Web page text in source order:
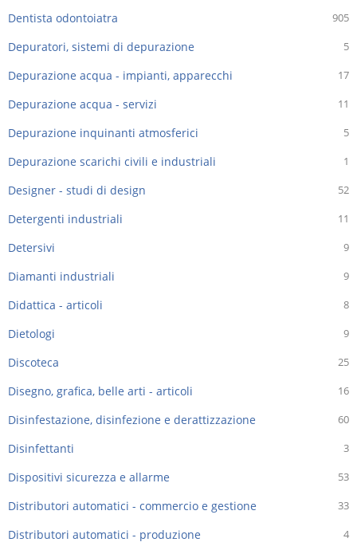
905
Dentista odontoiatra
5
Depuratori, sistemi di depurazione
17
Depurazione acqua - impianti, apparecchi
11
Depurazione acqua - servizi
5
Depurazione inquinanti atmosferici
1
Depurazione scarichi civili e industriali
52
Designer - studi di design
11
Detergenti industriali
9
Detersivi
9
Diamanti industriali
8
Didattica - articoli
9
Dietologi
25
Discoteca
16
Disegno, grafica, belle arti - articoli
60
Disinfestazione, disinfezione e derattizzazione
3
Disinfettanti
53
Dispositivi sicurezza e allarme
33
Distributori automatici - commercio e gestione
4
Distributori automatici - produzione